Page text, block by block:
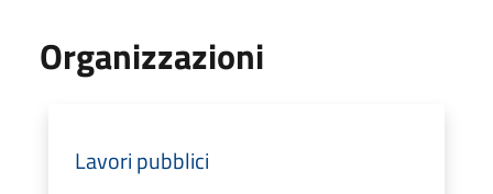
Organizzazioni
Lavori pubblici